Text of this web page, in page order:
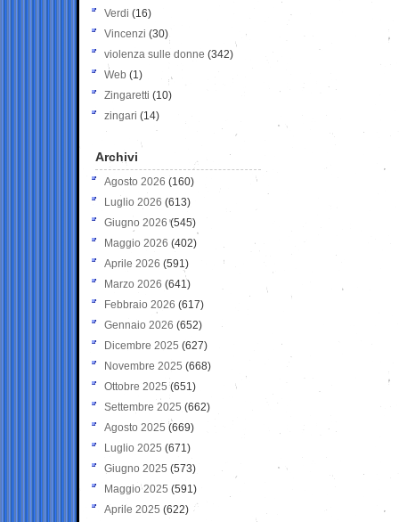
Verdi (16)
Vincenzi (30)
violenza sulle donne (342)
Web (1)
Zingaretti (10)
zingari (14)
Archivi
Agosto 2026 (160)
Luglio 2026 (613)
Giugno 2026 (545)
Maggio 2026 (402)
Aprile 2026 (591)
Marzo 2026 (641)
Febbraio 2026 (617)
Gennaio 2026 (652)
Dicembre 2025 (627)
Novembre 2025 (668)
Ottobre 2025 (651)
Settembre 2025 (662)
Agosto 2025 (669)
Luglio 2025 (671)
Giugno 2025 (573)
Maggio 2025 (591)
Aprile 2025 (622)